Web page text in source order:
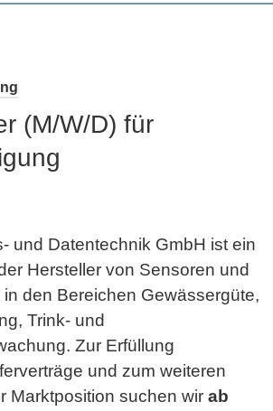
(M/W/D) für
und Datentechnik GmbH ist ein
Hersteller von Sensoren und
den Bereichen Gewässergüte,
Trink- und
Zur Erfüllung
und zum weiteren
Marktposition suchen wir ab